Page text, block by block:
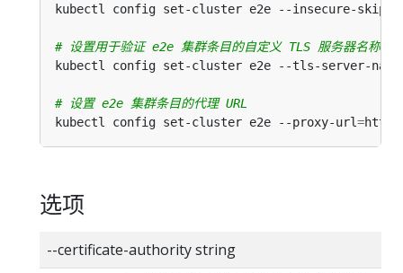
kubectl config set-cluster e2e --insecure-
# 设置用于验证 e2e 集群条目的自定义 TLS 服务器名称
kubectl config set-cluster e2e --tls-server-name
# 设置 e2e 集群条目的代理 URL
kubectl config set-cluster e2e --proxy-url=
选项
--certificate-authority string